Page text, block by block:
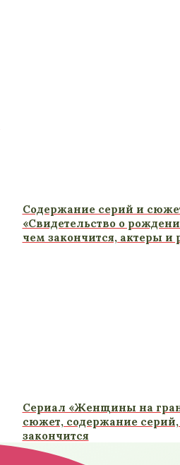
Содержание серий и
«Свидетельство о
чем закончится, актеры и
Сериал «Женщины на
сюжет, содержание
закончится